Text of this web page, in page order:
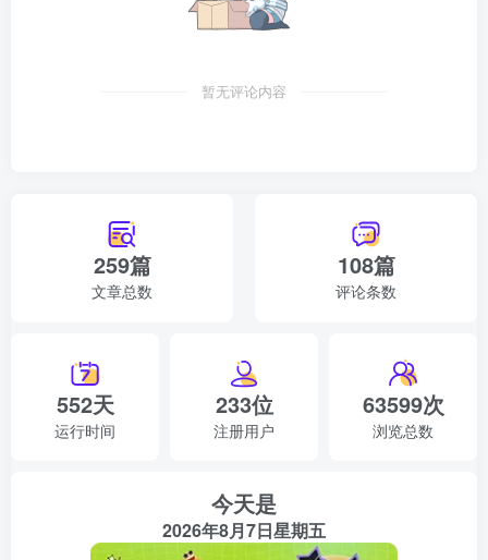
“追梦星？什么东西？”杨逐宇见无面老者似乎并无恶意，又
微微宽心了一些，但却是一脸茫然。
这天地之间吸取了十亿年的宇宙精华，有穿越时空无所不能
的能力。追梦星若坠落到何处，那里便有一个人可以梦想成
“什么？可以让人梦想成真？开玩笑吧！”杨逐宇又是一阵惊
暂无评论内容
552天
运行时间
233位
注册用户
63599次
浏览总数
259篇
文章总数
108篇
评论条数
今天是
2026年8月7日星期五